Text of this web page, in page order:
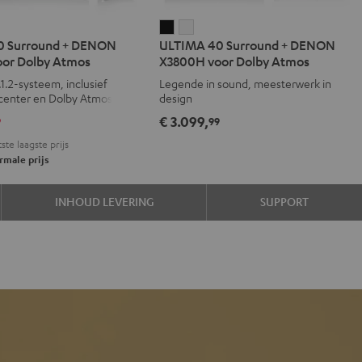
Surround + DENON
Dolby Atmos
systeem, inclusief
en Dolby Atmos-
laagste prijs
prijs
40
Surround
+
DENON
X3800H
Atmos
40
Surround
+
X3800H
Atmos
ULTIMA 40 Surround + DENON
X3800H voor Dolby Atmos
Legende in sound, meesterwerk in
design
€ 3.099,99
INHOUD LEVERING SUPPORT